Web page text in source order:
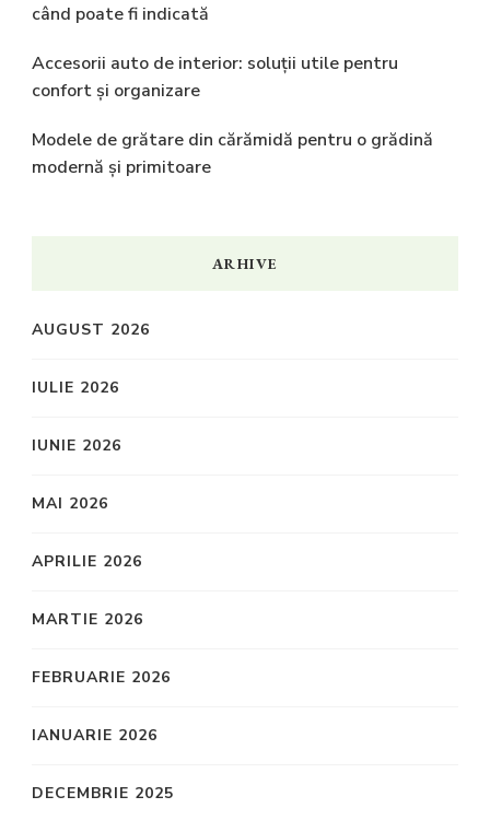
când poate fi indicată
Accesorii auto de interior: soluții utile pentru
confort și organizare
Modele de grătare din cărămidă pentru o grădină
modernă și primitoare
ARHIVE
AUGUST 2026
IULIE 2026
IUNIE 2026
MAI 2026
APRILIE 2026
MARTIE 2026
FEBRUARIE 2026
IANUARIE 2026
DECEMBRIE 2025